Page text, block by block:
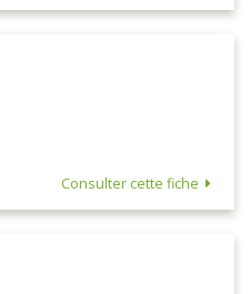
Consulter cette fiche